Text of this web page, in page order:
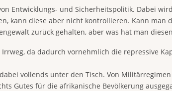
Entwicklungs- und Sicherheitspolitik. Dabei
kann diese aber nicht kontrollieren. Kann man
zurück gehalten, aber was hat man
da dadurch vornehmlich die repressive
vollends unter den Tisch. Von
Gutes für die afrikanische Bevölkerung